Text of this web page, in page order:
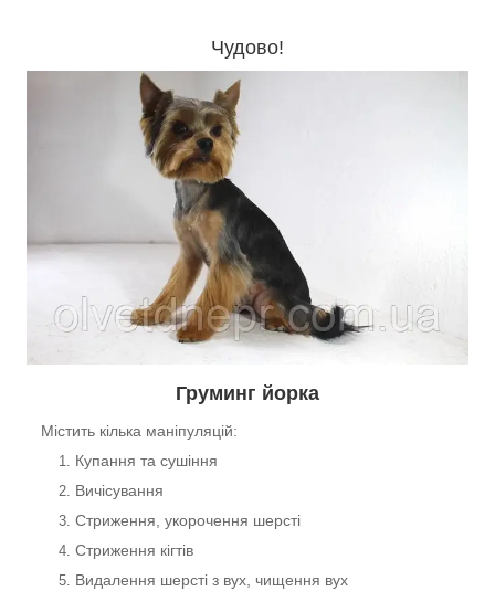
Чудово!
Груминг йорка
Містить кілька маніпуляцій:
Купання та сушіння
Вичісування
Стриження, укорочення шерсті
Стриження кігтів
Видалення шерсті з вух, чищення вух